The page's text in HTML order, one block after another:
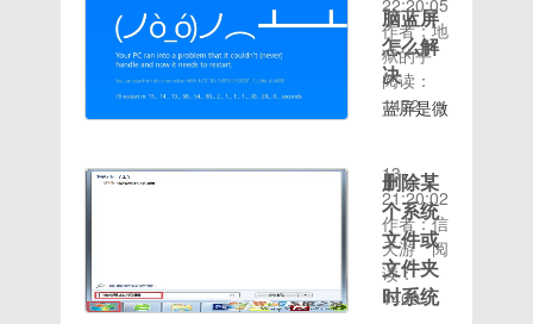
来win7
做java项
目启动
TmoCat
时出现提
端口被占
用”的解
决方法
吧。
win7提
示“8080
符号灵敏
度然后我
们再返回
抓包点击
右下角的
始抓包然
后我们再
返回符号
灵敏度随
便输入几
个数字，
方无用的
软件和库
文件保留
官方原有
特性，原
适合长期
使用添加
Magisk
超级
ROOT权
限保留系
返回【设
置】-
【账号安
全】-
【TIM账
码】-旧
密码是8
个空格
输入自己
新密码5
修改好密
址，让IP
地址固定
不变呢？
下面小编
来教您如
吧。如何
更改电脑
ip地址
呢？有的
单位企
业、学校
03-26适
用机型：
酷派
5870ROM
特点 1.
优化 2.
精简各种
不常用的
内置应用
程序；
3.对
10:12来
源：
大小：
2.6GAndroid
型：
Funtouch
OS包类
型： 线
刷包刷机
包介绍
脑蓝屏
怎么解
决
蓝屏是微
面，基本
上都是提
示系统崩
溃，大部
分解决方
法就是重
22:20:05
作者：地
狱的手
阅读：
1472
删除某
个系统
文件或
文件夹
时系统
时间：
13
21:20:02
作者：信
天游
阅
读：
1409